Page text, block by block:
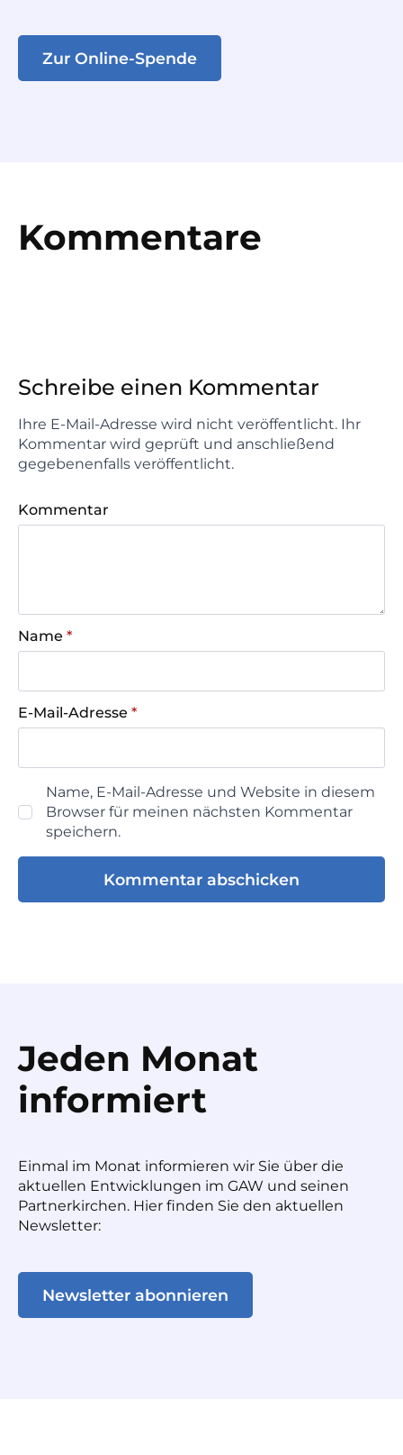
Zur Online-Spende
Kommentare
Schreibe einen Kommentar
Ihre E-Mail-Adresse wird nicht veröffentlicht. Ihr
Kommentar wird geprüft und anschließend
gegebenenfalls veröffentlicht.
Kommentar
Name *
E-Mail-Adresse *
Name, E-Mail-Adresse und Website in diesem
Browser für meinen nächsten Kommentar
speichern.
Jeden Monat
informiert
Einmal im Monat informieren wir Sie über die
aktuellen Entwicklungen im GAW und seinen
Partnerkirchen. Hier finden Sie den aktuellen
Newsletter:
Newsletter abonnieren